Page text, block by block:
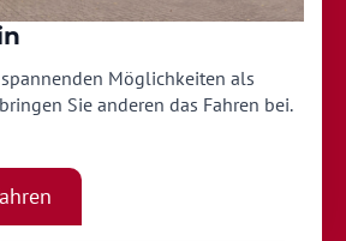
Möglichkeiten als
Sie anderen das Fahren bei.